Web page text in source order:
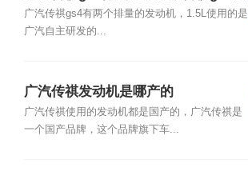
动机哪产的
广汽传祺gs4有两个排量的发动机，1.5L使用的是
广汽自主研发的...
广汽传祺发动机是哪产的
广汽传祺使用的发动机都是国产的，广汽传祺是
一个国产品牌，这个品牌旗下车...